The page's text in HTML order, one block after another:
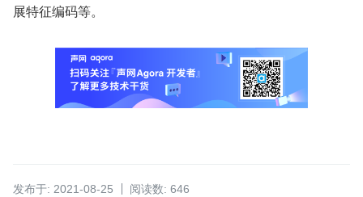
展特征编码等。
发布于: 2021-08-25 阅读数: 646